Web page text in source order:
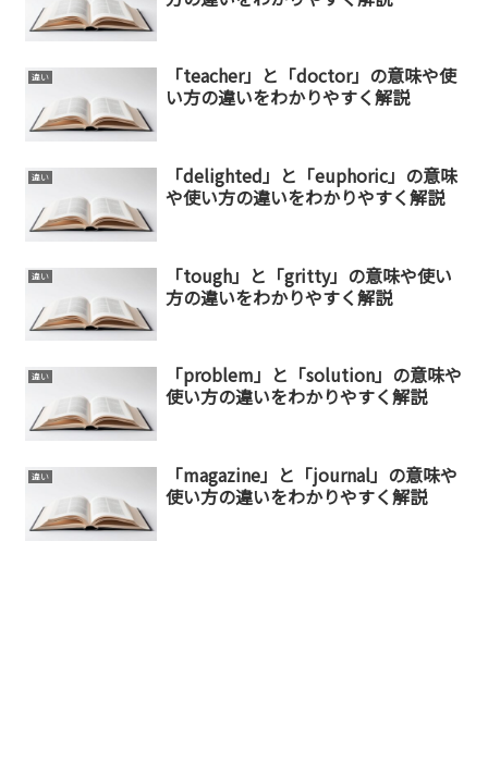
違い
「teacher」と「doctor」の意味や使
い方の違いをわかりやすく解説
違い
「delighted」と「euphoric」の意味
や使い方の違いをわかりやすく解説
違い
「tough」と「gritty」の意味や使い
方の違いをわかりやすく解説
違い
「problem」と「solution」の意味や
使い方の違いをわかりやすく解説
違い
「magazine」と「journal」の意味や
使い方の違いをわかりやすく解説